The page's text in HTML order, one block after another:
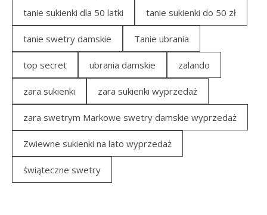
tanie sukienki dla 50 latki tanie sukienki do 50 zł
tanie swetry damskie Tanie ubrania
top secret ubrania damskie zalando
zara sukienki zara sukienki wyprzedaż
zara swetrym Markowe swetry damskie wyprzedaż
Zwiewne sukienki na lato wyprzedaż
świąteczne swetry